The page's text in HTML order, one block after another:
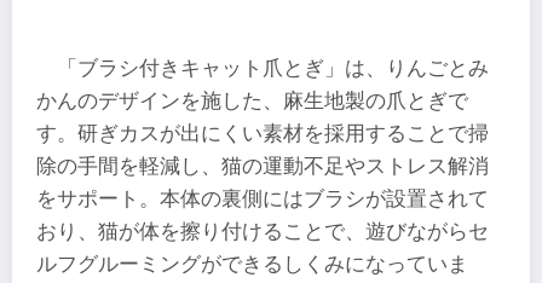
「ブラシ付きキャット爪とぎ」は、りんごとみ
かんのデザインを施した、麻生地製の爪とぎで
す。研ぎカスが出にくい素材を採用することで掃
除の手間を軽減し、猫の運動不足やストレス解消
をサポート。本体の裏側にはブラシが設置されて
おり、猫が体を擦り付けることで、遊びながらセ
ルフグルーミングができるしくみになっていま